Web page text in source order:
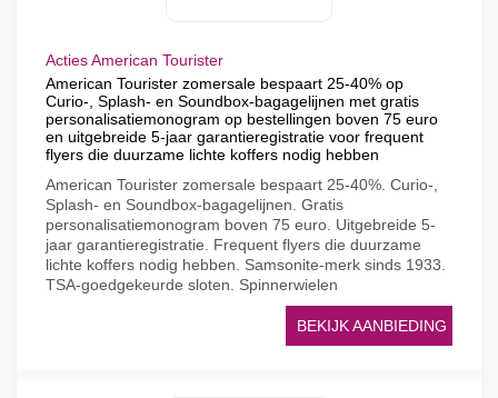
Acties American Tourister
American Tourister zomersale bespaart 25-40% op
Curio-, Splash- en Soundbox-bagagelijnen met gratis
personalisatiemonogram op bestellingen boven 75 euro
en uitgebreide 5-jaar garantieregistratie voor frequent
flyers die duurzame lichte koffers nodig hebben
American Tourister zomersale bespaart 25-40%. Curio-,
Splash- en Soundbox-bagagelijnen. Gratis
personalisatiemonogram boven 75 euro. Uitgebreide 5-
jaar garantieregistratie. Frequent flyers die duurzame
lichte koffers nodig hebben. Samsonite-merk sinds 1933.
TSA-goedgekeurde sloten. Spinnerwielen
BEKIJK AANBIEDING